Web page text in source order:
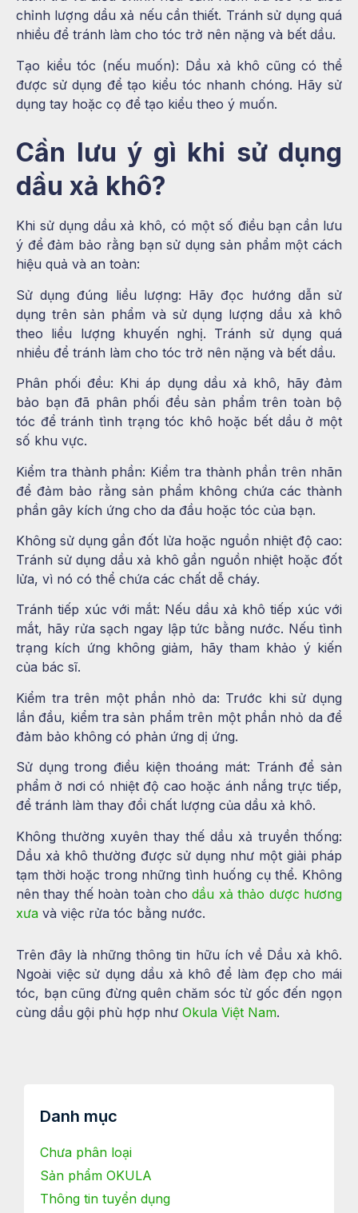
chỉnh lượng dầu xả nếu cần thiết. Tránh sử dụng quá
nhiều để tránh làm cho tóc trở nên nặng và bết dầu.
Tạo kiểu tóc (nếu muốn): Dầu xả khô cũng có thể
được sử dụng để tạo kiểu tóc nhanh chóng. Hãy sử
dụng tay hoặc cọ để tạo kiểu theo ý muốn.
Cần lưu ý gì khi sử dụng
dầu xả khô?
Khi sử dụng dầu xả khô, có một số điều bạn cần lưu
ý để đảm bảo rằng bạn sử dụng sản phẩm một cách
hiệu quả và an toàn:
Sử dụng đúng liều lượng: Hãy đọc hướng dẫn sử
dụng trên sản phẩm và sử dụng lượng dầu xả khô
theo liều lượng khuyến nghị. Tránh sử dụng quá
nhiều để tránh làm cho tóc trở nên nặng và bết dầu.
Phân phối đều: Khi áp dụng dầu xả khô, hãy đảm
bảo bạn đã phân phối đều sản phẩm trên toàn bộ
tóc để tránh tình trạng tóc khô hoặc bết dầu ở một
số khu vực.
Kiểm tra thành phần: Kiểm tra thành phần trên nhãn
để đảm bảo rằng sản phẩm không chứa các thành
phần gây kích ứng cho da đầu hoặc tóc của bạn.
Không sử dụng gần đốt lửa hoặc nguồn nhiệt độ cao:
Tránh sử dụng dầu xả khô gần nguồn nhiệt hoặc đốt
lửa, vì nó có thể chứa các chất dễ cháy.
Tránh tiếp xúc với mắt: Nếu dầu xả khô tiếp xúc với
mắt, hãy rửa sạch ngay lập tức bằng nước. Nếu tình
trạng kích ứng không giảm, hãy tham khảo ý kiến
của bác sĩ.
Kiểm tra trên một phần nhỏ da: Trước khi sử dụng
lần đầu, kiểm tra sản phẩm trên một phần nhỏ da để
đảm bảo không có phản ứng dị ứng.
Sử dụng trong điều kiện thoáng mát: Tránh để sản
phẩm ở nơi có nhiệt độ cao hoặc ánh nắng trực tiếp,
để tránh làm thay đổi chất lượng của dầu xả khô.
Không thường xuyên thay thế dầu xả truyền thống:
Dầu xả khô thường được sử dụng như một giải pháp
tạm thời hoặc trong những tình huống cụ thể. Không
nên thay thế hoàn toàn chodầu xả thảo dược hương
xưa và việc rửa tóc bằng nước.
Trên đây là những thông tin hữu ích về Dầu xả khô.
Ngoài việc sử dụng dầu xả khô để làm đẹp cho mái
tóc, bạn cũng đừng quên chăm sóc từ gốc đến ngọn
cùng dầu gội phù hợp như Okula Việt Nam.
Danh mục
Chưa phân loại
Sản phẩm OKULA
Thông tin tuyển dụng